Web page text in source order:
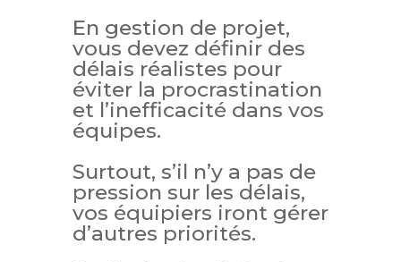
En gestion de projet,
vous devez définir des
délais réalistes pour
éviter la procrastination
et l’inefficacité dans vos
équipes.
Surtout, s’il n’y a pas de
pression sur les délais,
vos équipiers iront gérer
d’autres priorités.